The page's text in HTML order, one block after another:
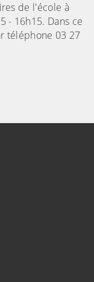
de l'école à
- 16h15. Dans ce
téléphone 03 27